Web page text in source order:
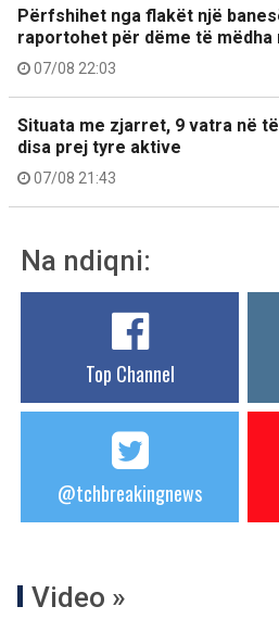
Përfshihet nga flakët një
raportohet për dëme të mëdha
07/08 22:03
Situata me zjarret, 9 vatra në
disa prej tyre aktive
07/08 21:43
Na ndiqni:
Top Channel
@tchbreakingnews
Video »